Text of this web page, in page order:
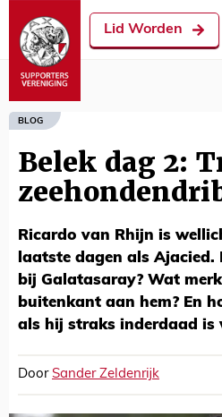
Lid Worden
BLOG
Belek dag 2:
Ricardo van Rhijn is
laatste dagen als Ajacied.
bij Galatasaray? Wat
buitenkant aan hem? En
als hij straks inderdaad is
Door Sander Zeldenrijk